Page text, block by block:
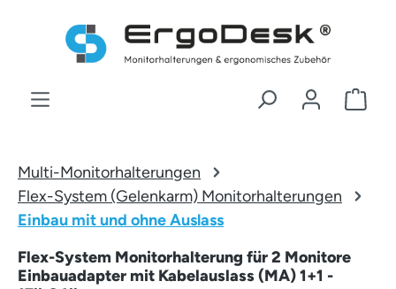
Zum Hauptinhalt springen
Multi-Monitorhalterungen
Flex-System (Gelenkarm) Monitorhalterungen
Einbau mit und ohne Auslass
Flex-System Monitorhalterung für 2 Monitore
Einbauadapter mit Kabelauslass (MA) 1+1 -